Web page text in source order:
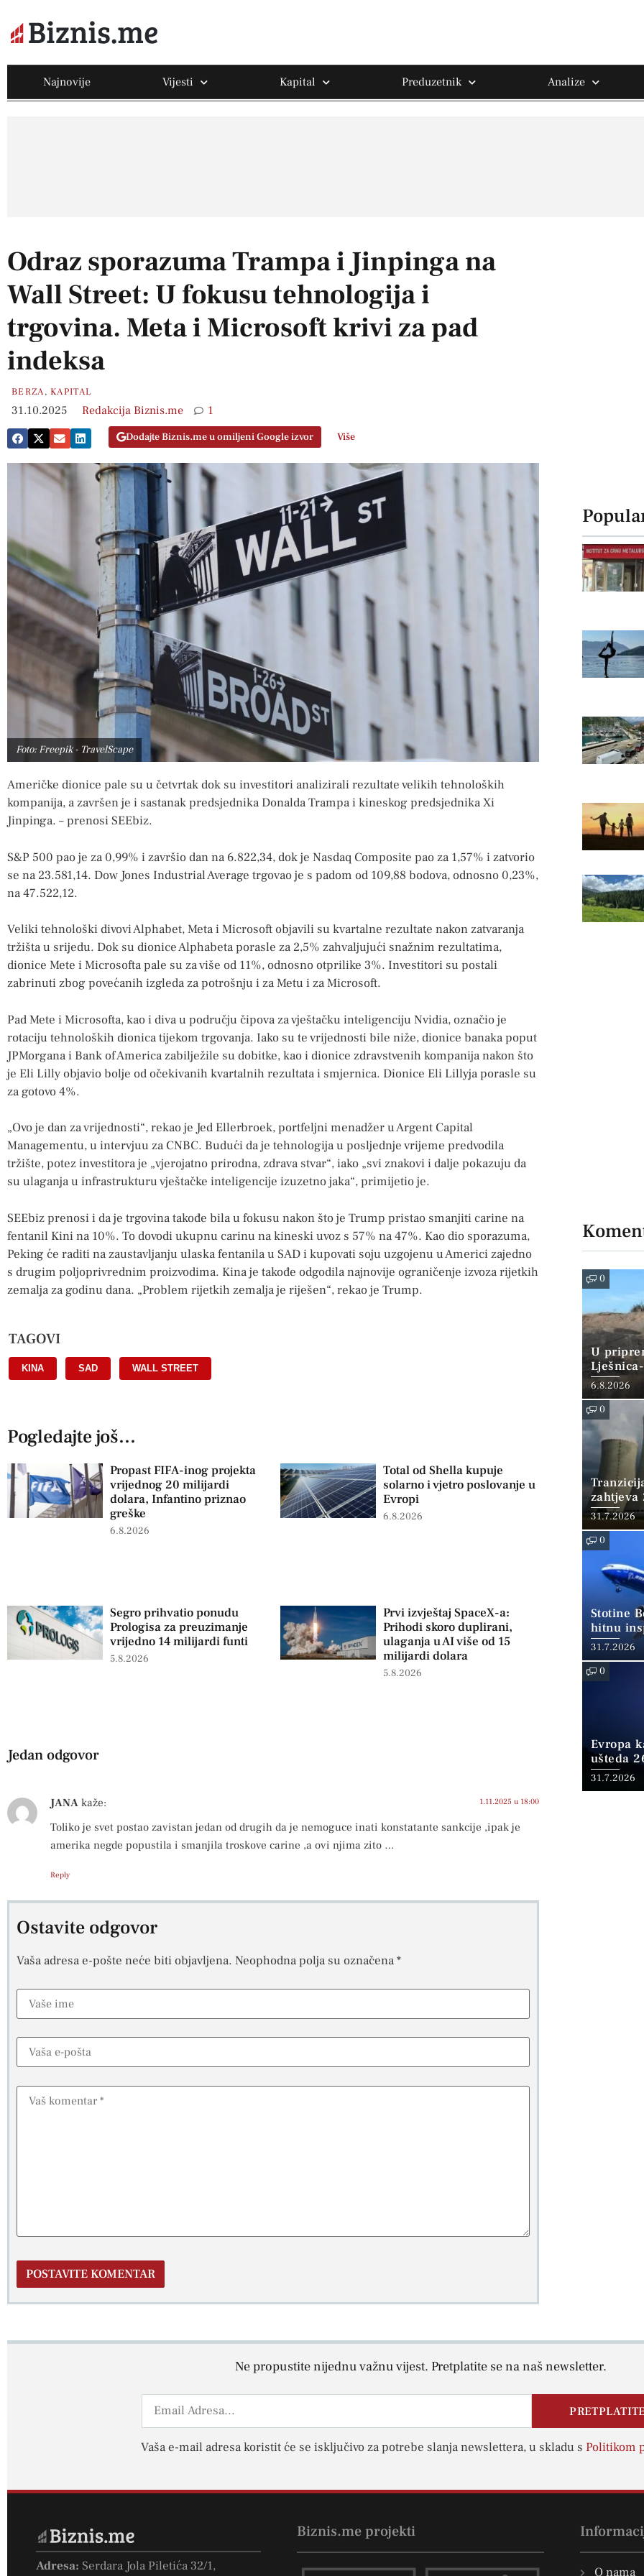
Najnovije Vijesti Kapital Preduzetnik Analize
Odraz sporazuma Trampa i Jinpinga na
Wall Street: U fokusu tehnologija i
trgovina. Meta i Microsoft krivi za pad
indeksa
BERZA,KAPITAL
31.10.2025 Redakcija Biznis.me 1
Dodajte Biznis.me u omiljeni Google izvor Više
Foto: Freepik - TravelScape
Američke dionice pale su u četvrtak dok su investitori analizirali rezultate velikih tehnoloških
kompanija, a završen je i sastanak predsjednika Donalda Trampa i kineskog predsjednika Xi
Jinpinga. – prenosi SEEbiz.
S&P 500 pao je za 0,99% i završio dan na 6.822,34, dok je Nasdaq Composite pao za 1,57% i zatvorio
se na 23.581,14. Dow Jones Industrial Average trgovao je s padom od 109,88 bodova, odnosno 0,23%,
na 47.522,12.
Veliki tehnološki divovi Alphabet, Meta i Microsoft objavili su kvartalne rezultate nakon zatvaranja
tržišta u srijedu. Dok su dionice Alphabeta porasle za 2,5% zahvaljujući snažnim rezultatima,
dionice Mete i Microsofta pale su za više od 11%, odnosno otprilike 3%. Investitori su postali
zabrinuti zbog povećanih izgleda za potrošnju i za Metu i za Microsoft.
Pad Mete i Microsofta, kao i diva u području čipova za vještačku inteligenciju Nvidia, označio je
rotaciju tehnoloških dionica tijekom trgovanja. Iako su te vrijednosti bile niže, dionice banaka poput
JPMorgana i Bank of America zabilježile su dobitke, kao i dionice zdravstvenih kompanija nakon što
je Eli Lilly objavio bolje od očekivanih kvartalnih rezultata i smjernica. Dionice Eli Lillyja porasle su
za gotovo 4%.
„Ovo je dan za vrijednosti“, rekao je Jed Ellerbroek, portfeljni menadžer u Argent Capital
Managementu, u intervjuu za CNBC. Budući da je tehnologija u posljednje vrijeme predvodila
tržište, potez investitora je „vjerojatno prirodna, zdrava stvar“, iako „svi znakovi i dalje pokazuju da
su ulaganja u infrastrukturu vještačke inteligencije izuzetno jaka“, primijetio je.
SEEbiz prenosi i da je trgovina takođe bila u fokusu nakon što je Trump pristao smanjiti carine na
fentanil Kini na 10%. To dovodi ukupnu carinu na kineski uvoz s 57% na 47%. Kao dio sporazuma,
Peking će raditi na zaustavljanju ulaska fentanila u SAD i kupovati soju uzgojenu u Americi zajedno
s drugim poljoprivrednim proizvodima. Kina je takođe odgodila najnovije ograničenje izvoza rijetkih
zemalja za godinu dana. „Problem rijetkih zemalja je riješen“, rekao je Trump.
TAGOVI
KINA SAD WALL STREET
Pogledajte još...
Propast FIFA-inog projekta
vrijednog 20 milijardi
dolara, Infantino priznao
greške
6.8.2026
Total od Shella kupuje
solarno i vjetro poslovanje u
Evropi
6.8.2026
Segro prihvatio ponudu
Prologisa za preuzimanje
vrijedno 14 milijardi funti
5.8.2026
Prvi izvještaj SpaceX-a:
Prihodi skoro duplirani,
ulaganja u AI više od 15
milijardi dolara
5.8.2026
Jedan odgovor
JANA kaže: 1.11.2025 u 18:00
Toliko je svet postao zavistan jedan od drugih da je nemoguce inati konstatante sankcije ,ipak je
amerika negde popustila i smanjila troskove carine ,a ovi njima zito …
Reply
Ostavite odgovor
Vaša adresa e-pošte neće biti objavljena. Neophodna polja su označena*
0
U
miliona
6.8.2026
0
WNA
31.7.2026
0
Stotine
hitnu
31.7.2026
0
Evropa
ušteda
31.7.2026
Ne propustite nijednu važnu vijest. Pretplatite se na naš newsletter.
Vaša e-mail adresa koristit će se isključivo za potrebe slanja newslettera, u skladu s Politikom
Adresa: Serdara Jola Piletića 32/1,
Biznis.me projekti
O nama